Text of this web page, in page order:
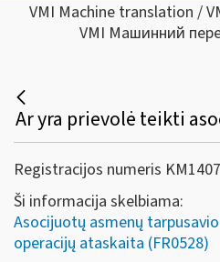
VMI Machine translation /
VMI Машинний
Registracijos numeris KM1407
Ši informacija skelbiama:
Asocijuotų asmenų
operacijų ataskaita (FR0528)